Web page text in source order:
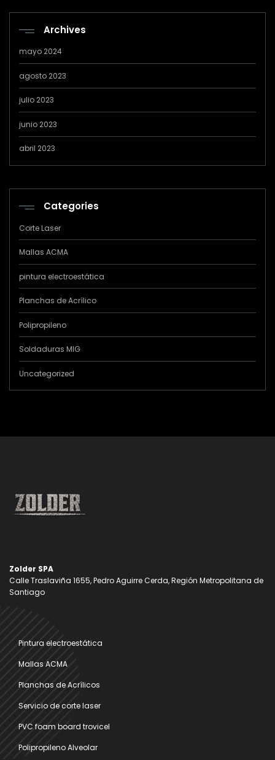
Archives
mayo 2024
agosto 2023
julio 2023
junio 2023
abril 2023
Categories
Corte Laser
Mallas ACMA
pintura electroestática
Planchas de Acrílico
Polipropileno
Soldaduras MIG
Uncategorized
Zolder SPA
Calle Traslaviña 1655, Pedro Aguirre Cerda, Región Metropolitana de
Santiago
Pintura electroestática
Mallas ACMA
Planchas de Acrílicos
Servicio de corte laser
PVC foam board trovicel
Polipropileno Alveolar